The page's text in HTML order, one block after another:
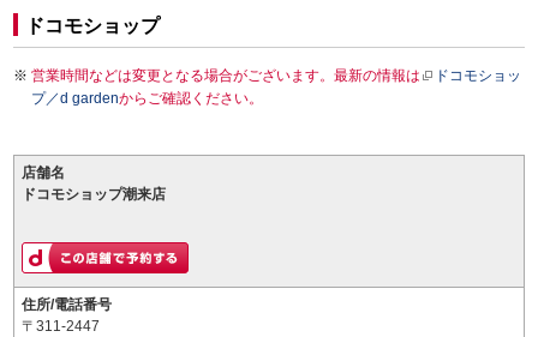
ドコモショップ
営業時間などは変更となる場合がございます。最新の情報は
ドコモショッ
プ／d gardenからご確認ください。
店舗名
ドコモショップ潮来店
住所/電話番号
〒311-2447